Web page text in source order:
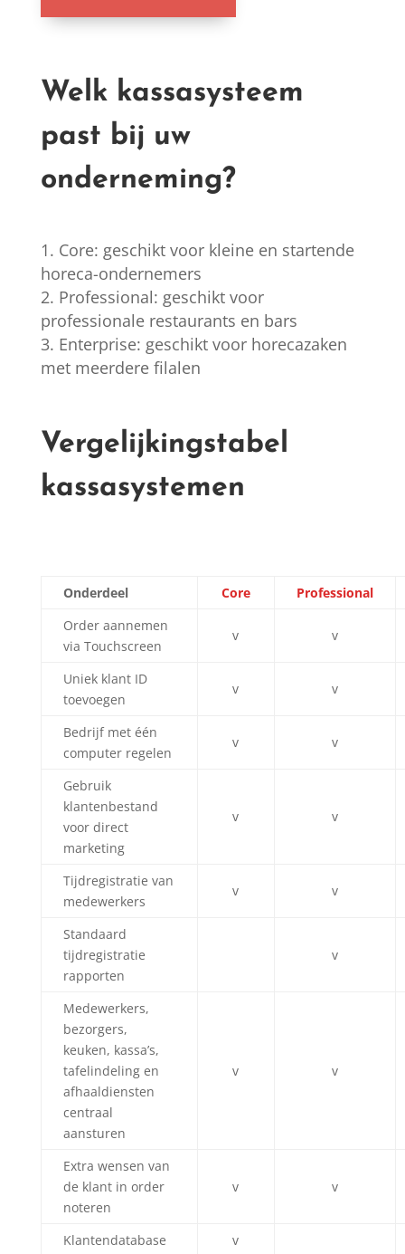
Welk kassasysteem
past bij uw
onderneming?
Core: geschikt voor kleine en startende
horeca-ondernemers
Professional: geschikt voor
professionale restaurants en bars
Enterprise: geschikt voor horecazaken
met meerdere filalen
Vergelijkingstabel
kassasystemen
Onderdeel Core
Professional
Order aannemen
via Touchscreen
v v
Uniek klant ID
toevoegen
v v
Bedrijf met één
computer regelen
v v
Gebruik
klantenbestand
voor direct
marketing
v v
Tijdregistratie van
medewerkers
v v
Standaard
tijdregistratie
rapporten
v
Medewerkers,
bezorgers,
keuken, kassa’s,
tafelindeling en
afhaaldiensten
centraal
aansturen
v v
Extra wensen van
de klant in order
noteren
v v
Klantendatabase v